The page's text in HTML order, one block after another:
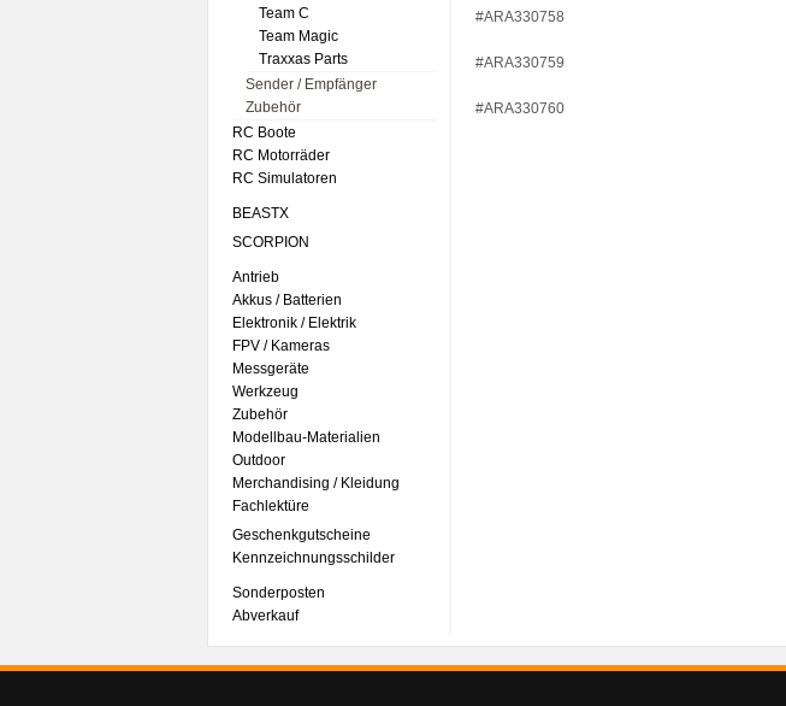
Team C
Team Magic
Traxxas Parts
Sender / Empfänger
Zubehör
RC Boote
RC Motorräder
RC Simulatoren
BEASTX
SCORPION
Antrieb
Akkus / Batterien
Elektronik / Elektrik
FPV / Kameras
Messgeräte
Werkzeug
Zubehör
Modellbau-Materialien
Outdoor
Merchandising / Kleidung
Fachlektüre
Geschenkgutscheine
Kennzeichnungsschilder
Sonderposten
Abverkauf
#ARA330758
#ARA330759
#ARA330760